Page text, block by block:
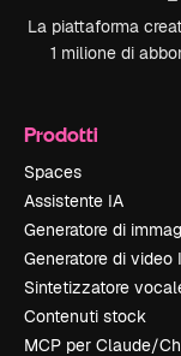
La piattaforma
1 milione di
Prodotti
Spaces
Assistente IA
Generatore di
Generatore di video
Sintetizzatore
Contenuti stock
MCP per Claude/